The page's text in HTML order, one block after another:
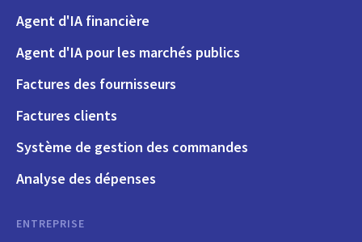
Agent d'IA financière
Agent d'IA pour les marchés publics
Factures des fournisseurs
Factures clients
Système de gestion des commandes
Analyse des dépenses
ENTREPRISE